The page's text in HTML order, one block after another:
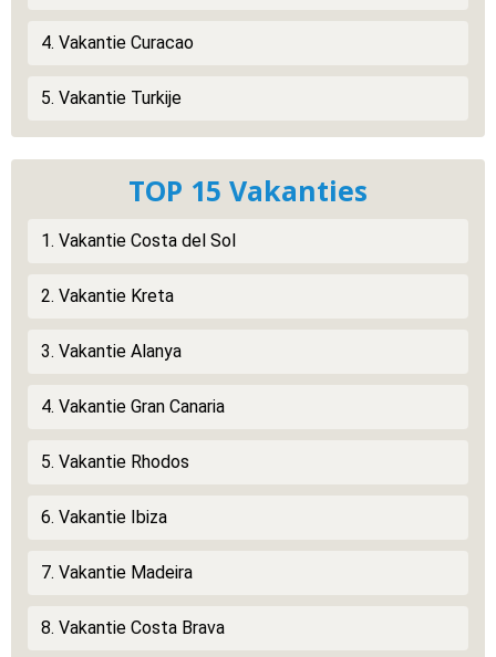
4. Vakantie Curacao
5. Vakantie Turkije
TOP 15 Vakanties
1. Vakantie Costa del Sol
2. Vakantie Kreta
3. Vakantie Alanya
4. Vakantie Gran Canaria
5. Vakantie Rhodos
6. Vakantie Ibiza
7. Vakantie Madeira
8. Vakantie Costa Brava